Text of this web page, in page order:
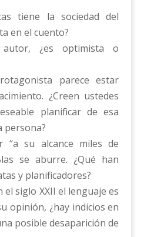
tiene la sociedad del
en el cuento?
¿es optimista o
parece estar
¿Creen ustedes
planificar de esa
persona?
“a su alcance miles de
se aburre. ¿Qué han
y planificadores?
el siglo XXII el lenguaje es
opinión, ¿hay indicios en
posible desaparición de